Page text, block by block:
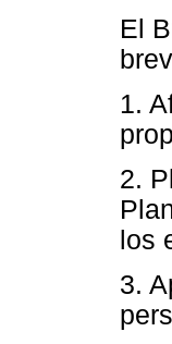
El
1.
2.
los
3.